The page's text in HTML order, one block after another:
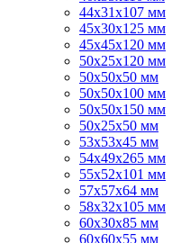
44х31х107 мм
45х30х125 мм
45х45х120 мм
50х25х120 мм
50х50х50 мм
50х50х100 мм
50х50х150 мм
50х25х50 мм
53х53х45 мм
54х49х265 мм
55х52х101 мм
57х57х64 мм
58х32х105 мм
60х30х85 мм
60х60х55 мм